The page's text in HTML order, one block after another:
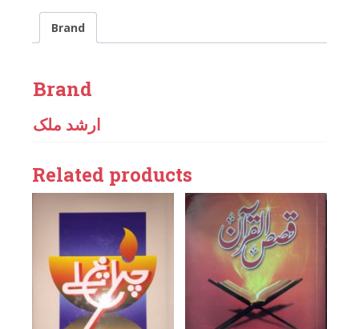
Brand
Brand
ارشد ملک
Related products